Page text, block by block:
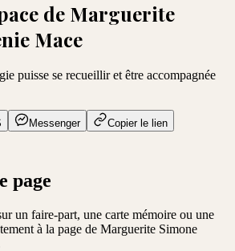
de Marguerite
Mace
puisse se recueillir et être accompagnée
Messenger Copier le lien
page
un faire-part, une carte mémoire ou une
à la page de Marguerite Simone